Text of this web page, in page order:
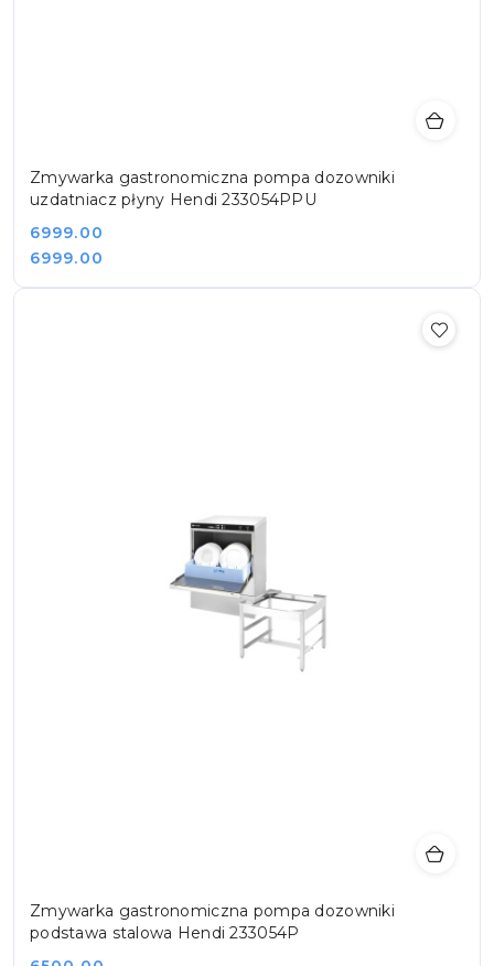
Zmywarka gastronomiczna pompa dozowniki
uzdatniacz płyny Hendi 233054PPU
Cena:
6999.00
Cena:
6999.00
Zmywarka gastronomiczna pompa dozowniki
podstawa stalowa Hendi 233054P